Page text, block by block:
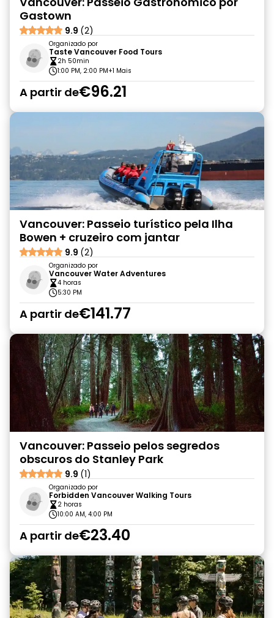
Gastown
9.9 (2)
Organizado por
Taste Vancouver Food Tours
2h 50min
1:00 PM, 2:00 PM+1 Mais
A partir de€96.21
Vancouver: Passeio turístico pela Ilha
Bowen + cruzeiro com jantar
9.9 (2)
Organizado por
Vancouver Water Adventures
4 horas
5:30 PM
A partir de€141.77
Vancouver: Passeio pelos segredos
obscuros do Stanley Park
9.9 (1)
Organizado por
Forbidden Vancouver Walking Tours
2 horas
10:00 AM, 4:00 PM
A partir de€23.40